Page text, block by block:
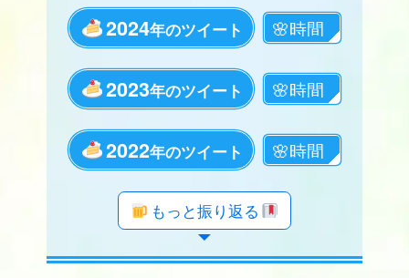
2024年のツイート
2023年のツイート
2022年のツイート
年のツイート
年のツイート
年のツイート
年のツイート
年のツイート
年のツイート
年のツイート
年のツイート
年のツイート
年のツイート
年のツイート
年のツイート
年のツイート
年のツイート
年のツイート
年のツイート
もっと振り返る